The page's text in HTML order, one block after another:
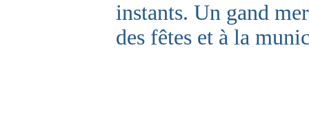
instants. Un gand
des fêtes et à la